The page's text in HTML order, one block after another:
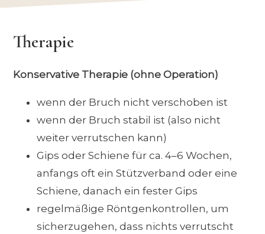
Therapie
Konservative Therapie (ohne Operation)
wenn der Bruch nicht verschoben ist
wenn der Bruch stabil ist (also nicht
weiter verrutschen kann)
Gips oder Schiene für ca. 4–6 Wochen,
anfangs oft ein Stützverband oder eine
Schiene, danach ein fester Gips
regelmäßige Röntgenkontrollen, um
sicherzugehen, dass nichts verrutscht